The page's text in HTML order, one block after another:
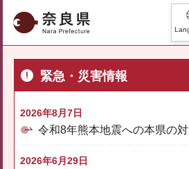
奈良県
緊急・災害情報
2026年8月7日
令和8年熊本地震への本県の
2026年6月29日